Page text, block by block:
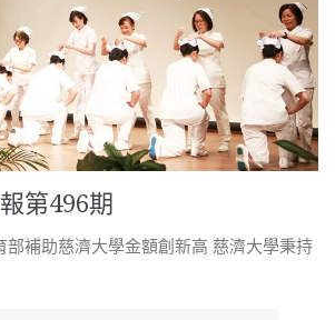
第496期
部補助慈濟大學金額創新高 慈濟大學秉持